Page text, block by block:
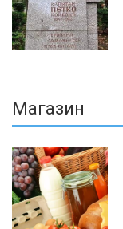
Магазин